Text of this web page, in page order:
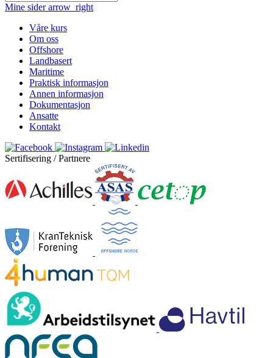
Mine sider arrow_right
Våre kurs
Om oss
Offshore
Landbasert
Maritime
Praktisk informasjon
Annen informasjon
Dokumentasjon
Ansatte
Kontakt
Sertifisering / Partnere